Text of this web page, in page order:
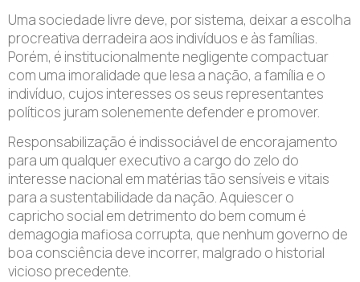
Uma sociedade livre deve, por sistema, deixar a escolha
procreativa derradeira aos indivíduos e às famílias.
Porém, é institucionalmente negligente compactuar
com uma imoralidade que lesa a nação, a família e o
indivíduo, cujos interesses os seus representantes
políticos juram solenemente defender e promover.
Responsabilização é indissociável de encorajamento
para um qualquer executivo a cargo do zelo do
interesse nacional em matérias tão sensíveis e vitais
para a sustentabilidade da nação. Aquiescer o
capricho social em detrimento do bem comum é
demagogia mafiosa corrupta, que nenhum governo de
boa consciência deve incorrer, malgrado o historial
vicioso precedente.